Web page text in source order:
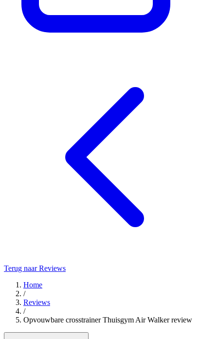
Terug naar Reviews
Home
/
Reviews
/
Opvouwbare crosstrainer Thuisgym Air Walker review